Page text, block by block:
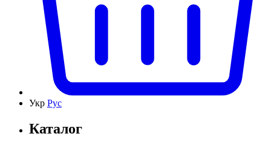
Укр Рус
Каталог